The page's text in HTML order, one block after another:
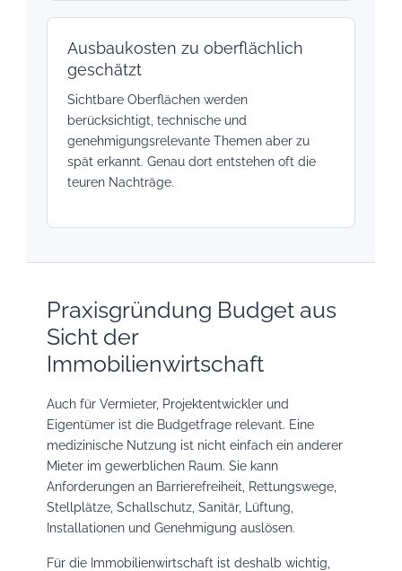
Ausbaukosten zu oberflächlich
geschätzt
Sichtbare Oberflächen werden
berücksichtigt, technische und
genehmigungsrelevante Themen aber zu
spät erkannt. Genau dort entstehen oft die
teuren Nachträge.
Praxisgründung Budget aus
Sicht der
Immobilienwirtschaft
Auch für Vermieter, Projektentwickler und
Eigentümer ist die Budgetfrage relevant. Eine
medizinische Nutzung ist nicht einfach ein anderer
Mieter im gewerblichen Raum. Sie kann
Anforderungen an Barrierefreiheit, Rettungswege,
Stellplätze, Schallschutz, Sanitär, Lüftung,
Installationen und Genehmigung auslösen.
Für die Immobilienwirtschaft ist deshalb wichtig,